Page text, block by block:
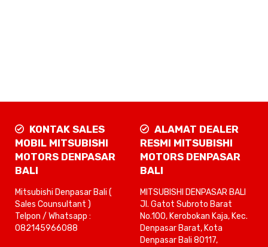
KONTAK SALES
MOBIL MITSUBISHI
MOTORS DENPASAR
BALI
Mitsubishi Denpasar Bali (
Sales Counsultant )
Telpon / Whatsapp :
082145966088
ALAMAT DEALER
RESMI MITSUBISHI
MOTORS DENPASAR
BALI
MITSUBISHI DENPASAR BALI
Jl. Gatot Subroto Barat
No.100, Kerobokan Kaja, Kec.
Denpasar Barat, Kota
Denpasar Bali 80117,